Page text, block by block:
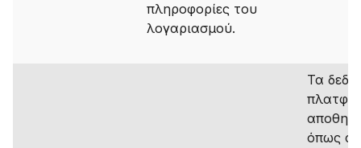
πληροφορίες του
λογαριασμού.
Τα
όπως